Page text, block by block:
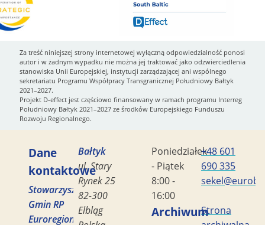
Za treść niniejszej strony internetowej wyłączną odpowiedzialność ponosi
autor i w żadnym wypadku nie można jej traktować jako odzwierciedlenia
stanowiska Unii Europejskiej, instytucji zarządzającej ani wspólnego
sekretariatu Programu Współpracy Transgranicznej Południowy Bałtyk
2021–2027.
Projekt D-effect jest częściowo finansowany w ramach programu Interreg
Południowy Bałtyk 2021–2027 ze środków Europejskiego Funduszu
Rozwoju Regionalnego.
Dane
kontaktowe
Stowarzyszenie
Gmin RP
Euroregion
Bałtyk
ul. Stary
Rynek 25
82-300
Elbląg
Poniedziałek
- Piątek
8:00 -
16:00
+48 601
690 335
ArchiwumStrona